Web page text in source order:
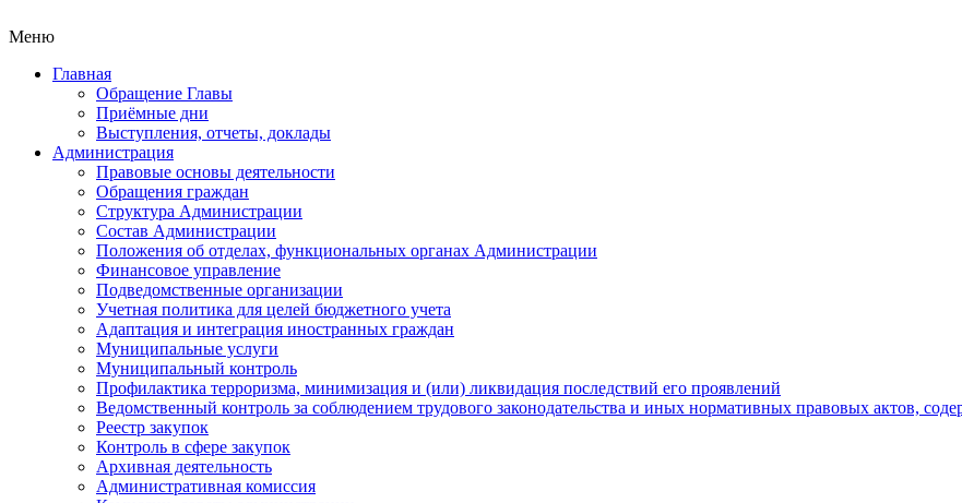
Меню
Главная
Обращение Главы
Приёмные дни
Выступления, отчеты, доклады
Администрация
Правовые основы деятельности
Обращения граждан
Структура Администрации
Состав Администрации
Положения об отделах, функциональных органах Администрации
Финансовое управление
Подведомственные организации
Учетная политика для целей бюджетного учета
Адаптация и интеграция иностранных граждан
Муниципальные услуги
Муниципальный контроль
Профилактика терроризма, минимизация и (или) ликвидация последствий его проявлений
Ведомственный контроль за соблюдением трудового законодательства и иных нормативных правовых актов,
Реестр закупок
Контроль в сфере закупок
Архивная деятельность
Административная комиссия